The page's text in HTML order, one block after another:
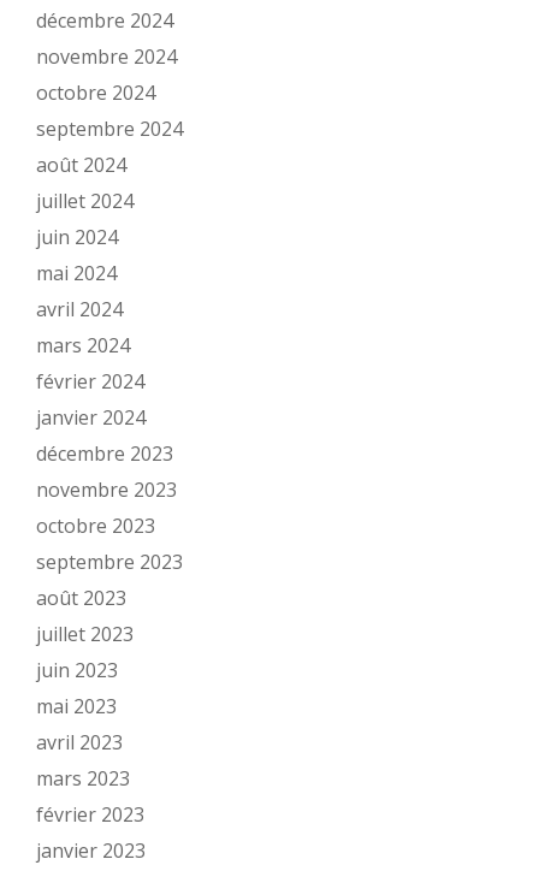
décembre 2024
novembre 2024
octobre 2024
septembre 2024
août 2024
juillet 2024
juin 2024
mai 2024
avril 2024
mars 2024
février 2024
janvier 2024
décembre 2023
novembre 2023
octobre 2023
septembre 2023
août 2023
juillet 2023
juin 2023
mai 2023
avril 2023
mars 2023
février 2023
janvier 2023